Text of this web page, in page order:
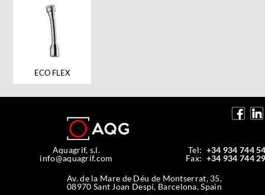
ECO FLEX
Aquagrif, s.l.
info@aquagrif.com
Tel: +34 934 744
Fax: +34 934 744
Av. de la Mare de Déu de Montserrat, 35,
08970 Sant Joan Despí, Barcelona, Spain